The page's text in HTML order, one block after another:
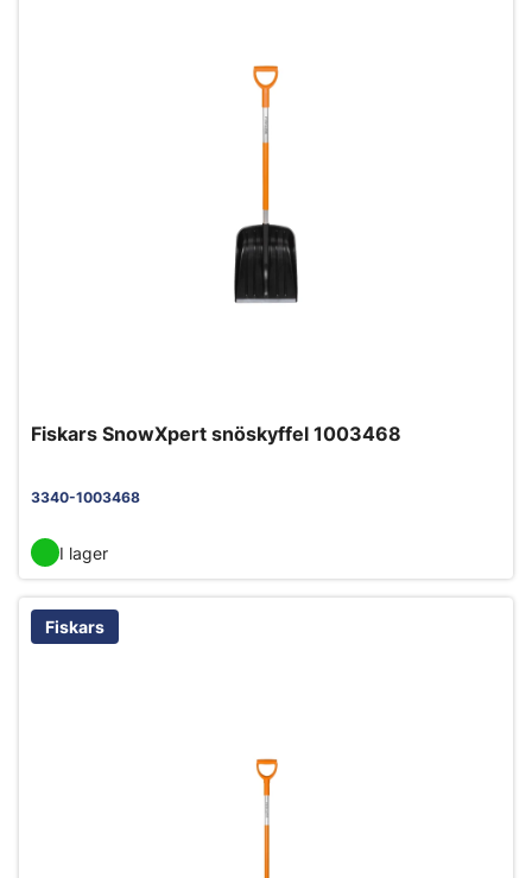
Fiskars SnowXpert snöskyffel 1003468
3340-1003468
I lager
Fiskars